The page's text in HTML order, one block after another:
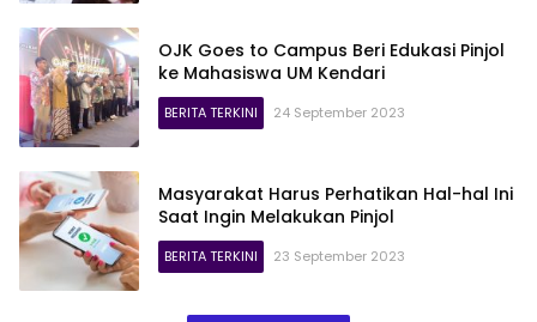
OJK Goes to Campus Beri Edukasi Pinjol
ke Mahasiswa UM Kendari
BERITA TERKINI 24 September 2023
Masyarakat Harus Perhatikan Hal-hal Ini
Saat Ingin Melakukan Pinjol
BERITA TERKINI 23 September 2023